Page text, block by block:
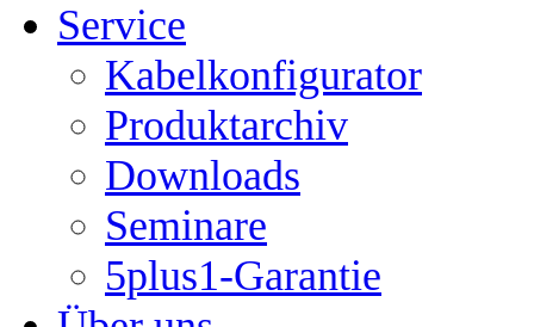
Service
Kabelkonfigurator
Produktarchiv
Downloads
Seminare
5plus1-Garantie